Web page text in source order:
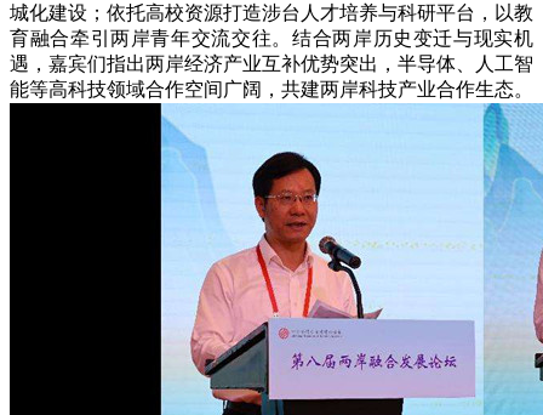
城化建设；依托高校资源打造涉台人才培养与科研平台，以教
育融合牵引两岸青年交流交往。结合两岸历史变迁与现实机
遇，嘉宾们指出两岸经济产业互补优势突出，半导体、人工智
能等高科技领域合作空间广阔，共建两岸科技产业合作生态。